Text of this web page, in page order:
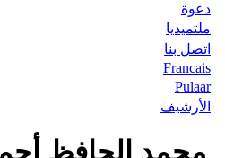
دعوة
ملتميديا
اتصل بنا
Francais
Pulaar
الأرشيف
محمد الحافظ